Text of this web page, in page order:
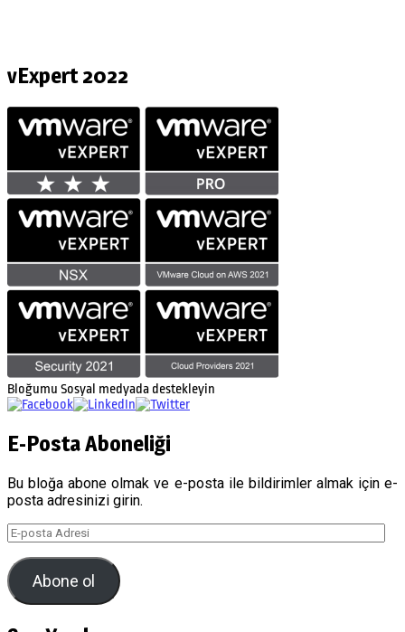
vExpert 2022
Bloğumu Sosyal medyada destekleyin
E-Posta Aboneliği
Bu bloğa abone olmak ve e-posta ile bildirimler almak için e-
posta adresinizi girin.
E-
posta
Adresi
Abone ol